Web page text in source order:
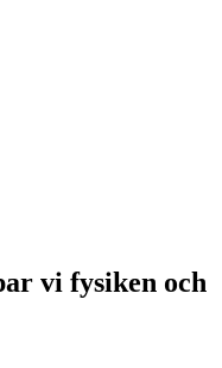
vi fysiken och